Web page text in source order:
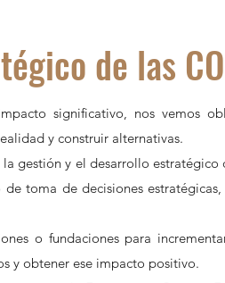
de las
significativo, nos vemos
y construir alternativas.
la gestión y el desarrollo
toma de decisiones
o fundaciones para
y obtener ese impacto positivo.